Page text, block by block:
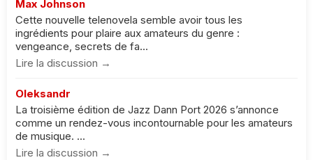
Max Johnson
Cette nouvelle telenovela semble avoir tous les
ingrédients pour plaire aux amateurs du genre :
vengeance, secrets de fa...
Lire la discussion →
Oleksandr
La troisième édition de Jazz Dann Port 2026 s’annonce
comme un rendez-vous incontournable pour les amateurs
de musique. ...
Lire la discussion →